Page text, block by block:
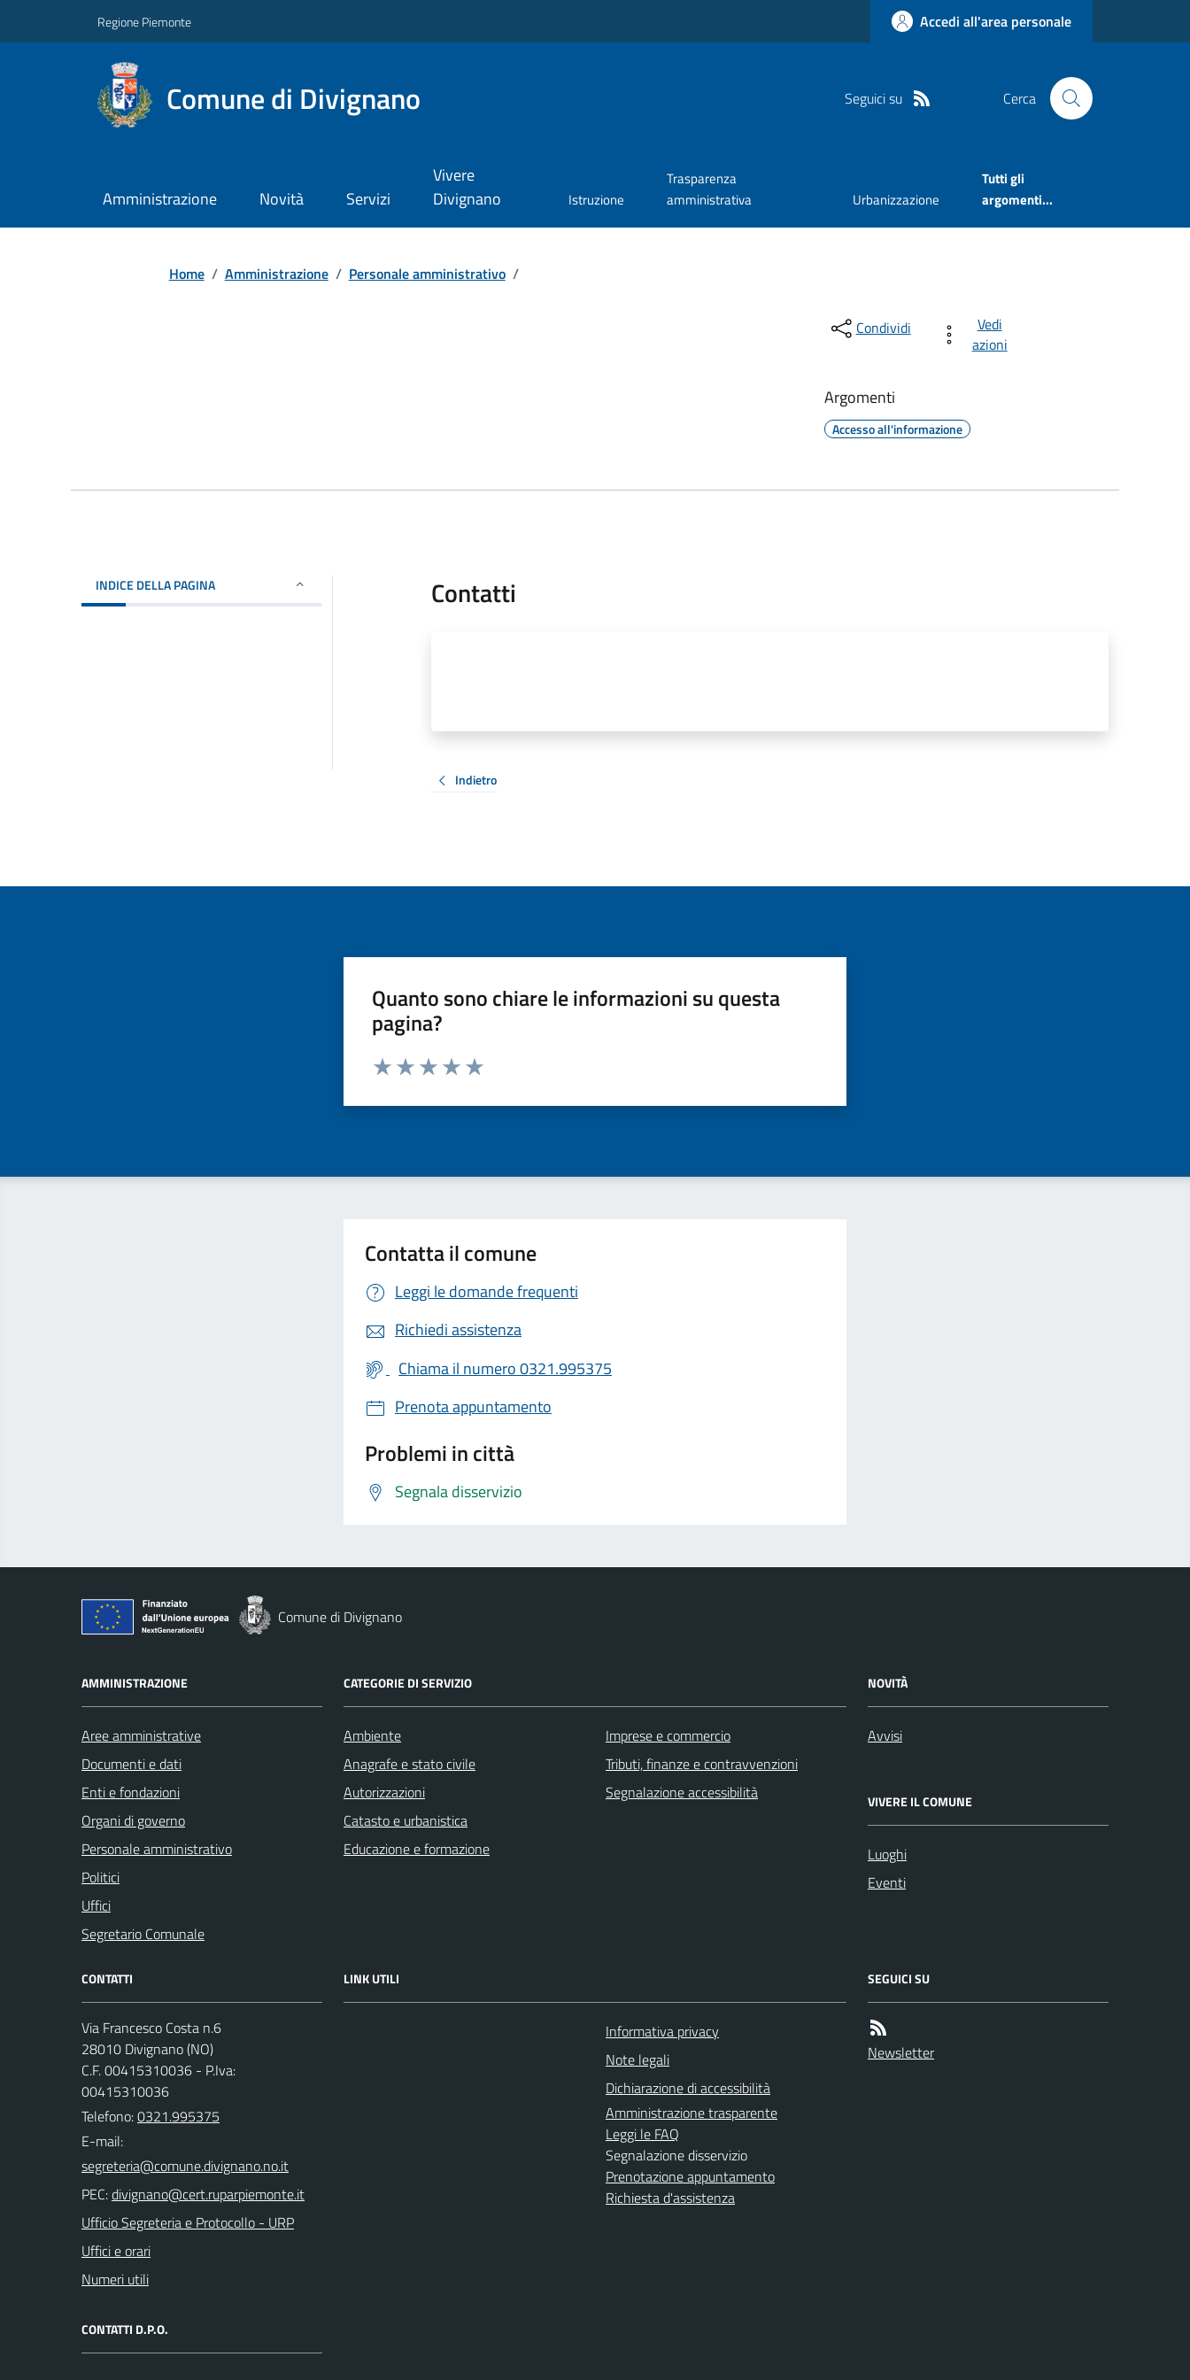
Regione Piemonte Accedi all'area personale
Comune di Divignano Seguici su Cerca
Amministrazione Novità Servizi
Vivere
Divignano
Istruzione
Trasparenza
amministrativa
Urbanizzazione
Tutti gli
argomenti...
Home / Amministrazione / Personale amministrativo /
Condividi
Vedi
azioni
Argomenti
Accesso all'informazione
INDICE DELLA PAGINA Contatti
Indietro
Quanto sono chiare le informazioni su questa
pagina?
Valuta da 1 a 5 stelle la pagina
Contatta il comune
Leggi le domande frequenti
Richiedi assistenza
Chiama il numero 0321.995375
Prenota appuntamento
Problemi in città
Segnala disservizio
Comune di Divignano
AMMINISTRAZIONE
Aree amministrative
Documenti e dati
Enti e fondazioni
Organi di governo
Personale amministrativo
Politici
Uffici
Segretario Comunale
CATEGORIE DI SERVIZIO
Ambiente
Anagrafe e stato civile
Autorizzazioni
Catasto e urbanistica
Educazione e formazione
Imprese e commercio
Tributi, finanze e contravvenzioni
Segnalazione accessibilità
NOVITÀ
Avvisi
VIVERE IL COMUNE
Luoghi
Eventi
CONTATTI
Via Francesco Costa n.6
28010 Divignano (NO)
C.F. 00415310036 - P.Iva:
00415310036
Telefono:0321.995375
E-mail:
PEC:
Ufficio Segreteria e Protocollo - URP
Uffici e orari
Numeri utili
CONTATTI D.P.O.
LINK UTILI
Informativa privacy
Note legali
Dichiarazione di accessibilità
Amministrazione trasparente
Leggi le FAQ
Segnalazione disservizio
Prenotazione appuntamento
Richiesta d'assistenza
SEGUICI SU
Newsletter